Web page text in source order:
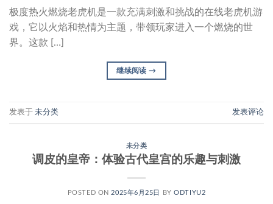
极度热火燃烧老虎机是一款充满刺激和挑战的在线老虎机游
戏，它以火焰和热情为主题，带领玩家进入一个燃烧的世
界。这款 […]
继续阅读→
发表于 未分类 发表评论
未分类
调皮的皇帝：体验古代皇宫的乐趣与刺激
POSTED ON 2025年6月25日 BYODTIYU2